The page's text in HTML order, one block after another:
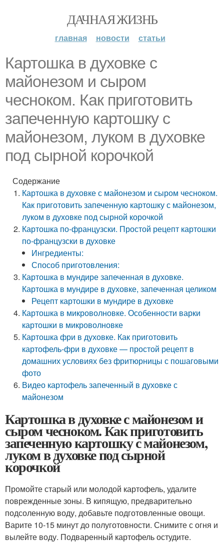
ДАЧНАЯ ЖИЗНЬ
главная новости статьи
Картошка в духовке с
майонезом и сыром
чесноком. Как приготовить
запеченную картошку с
майонезом, луком в духовке
под сырной корочкой
Содержание
Картошка в духовке с майонезом и сыром чесноком.
Как приготовить запеченную картошку с майонезом,
луком в духовке под сырной корочкой
Картошка по-французски. Простой рецепт картошки
по-французски в духовке
Ингредиенты:
Способ приготовления:
Картошка в мундире запеченная в духовке.
Картошка в мундире в духовке, запеченная целиком
Рецепт картошки в мундире в духовке
Картошка в микроволновке. Особенности варки
картошки в микроволновке
Картошка фри в духовке. Как приготовить
картофель-фри в духовке — простой рецепт в
домашних условиях без фритюрницы с пошаговыми
фото
Видео картофель запеченный в духовке с
майонезом
Картошка в духовке с майонезом и
сыром чесноком. Как приготовить
запеченную картошку с майонезом,
луком в духовке под сырной
корочкой
Промойте старый или молодой картофель, удалите
поврежденные зоны. В кипящую, предварительно
подсоленную воду, добавьте подготовленные овощи.
Варите 10-15 минут до полуготовности. Снимите с огня и
вылейте воду. Подваренный картофель остудите.